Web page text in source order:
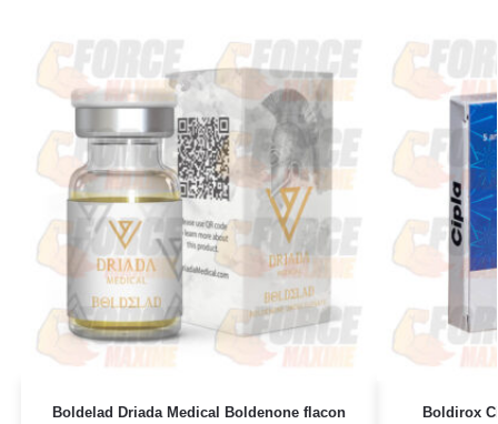
Boldelad Driada Medical Boldenone flacon
Boldirox